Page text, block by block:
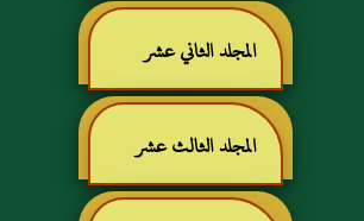
المجلد الثاني عشر
المجلد الثالث عشر